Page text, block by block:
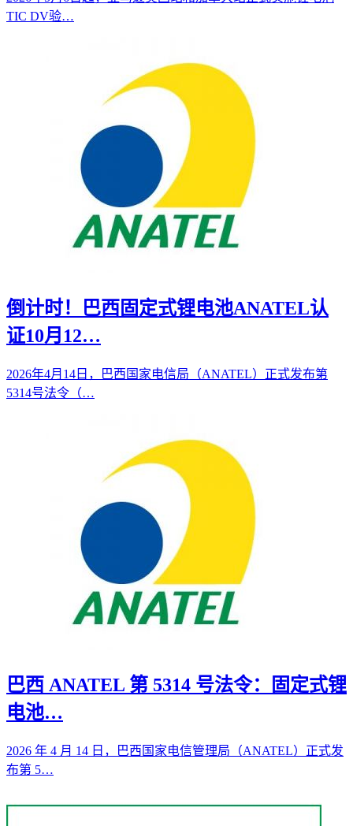
TIC DV验…
倒计时！巴西固定式锂电池ANATEL认
证10月12…
2026年4月14日，巴西国家电信局（ANATEL）正式发布第
5314号法令（…
巴西 ANATEL 第 5314 号法令：固定式锂
电池…
2026 年 4 月 14 日，巴西国家电信管理局（ANATEL）正式发
布第 5…